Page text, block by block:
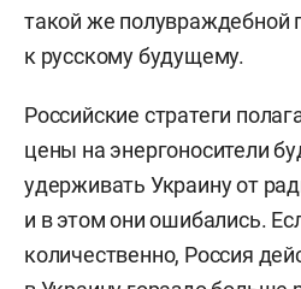
такой же полувраждебной
к русскому будущему.
Российские стратеги
цены на энергоносители
удерживать Украину от
и в этом они ошибались.
количественно, Россия